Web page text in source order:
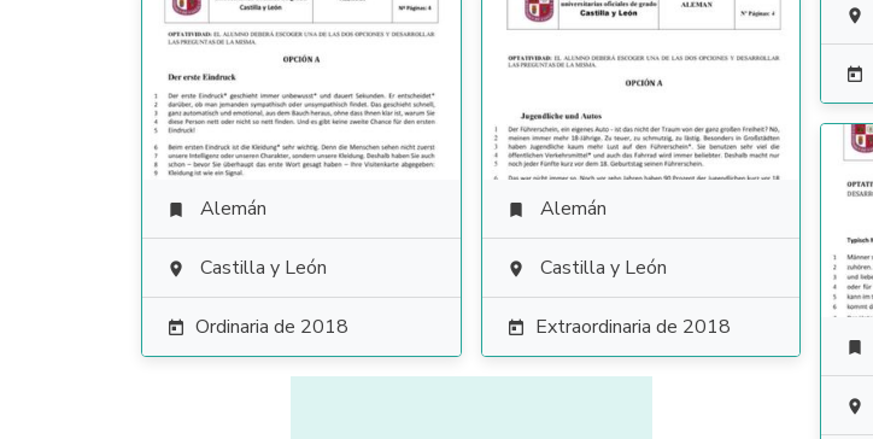


 Alemán
 Castilla y León
 Ordinaria de 2018
 Alemán
 Castilla y León
 Extraordinaria de 2018

